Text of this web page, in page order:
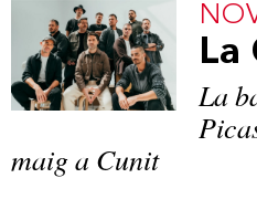
La
La
maig a Cunit